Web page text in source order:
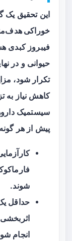
این تحقیق یک
خوراکی
فیبروز کبدی
حیوانی و در
تکرار شود،
کاهش نیاز به
سیستمیک
پیش از هر گونه
شوند.
اثربخشی
انجام